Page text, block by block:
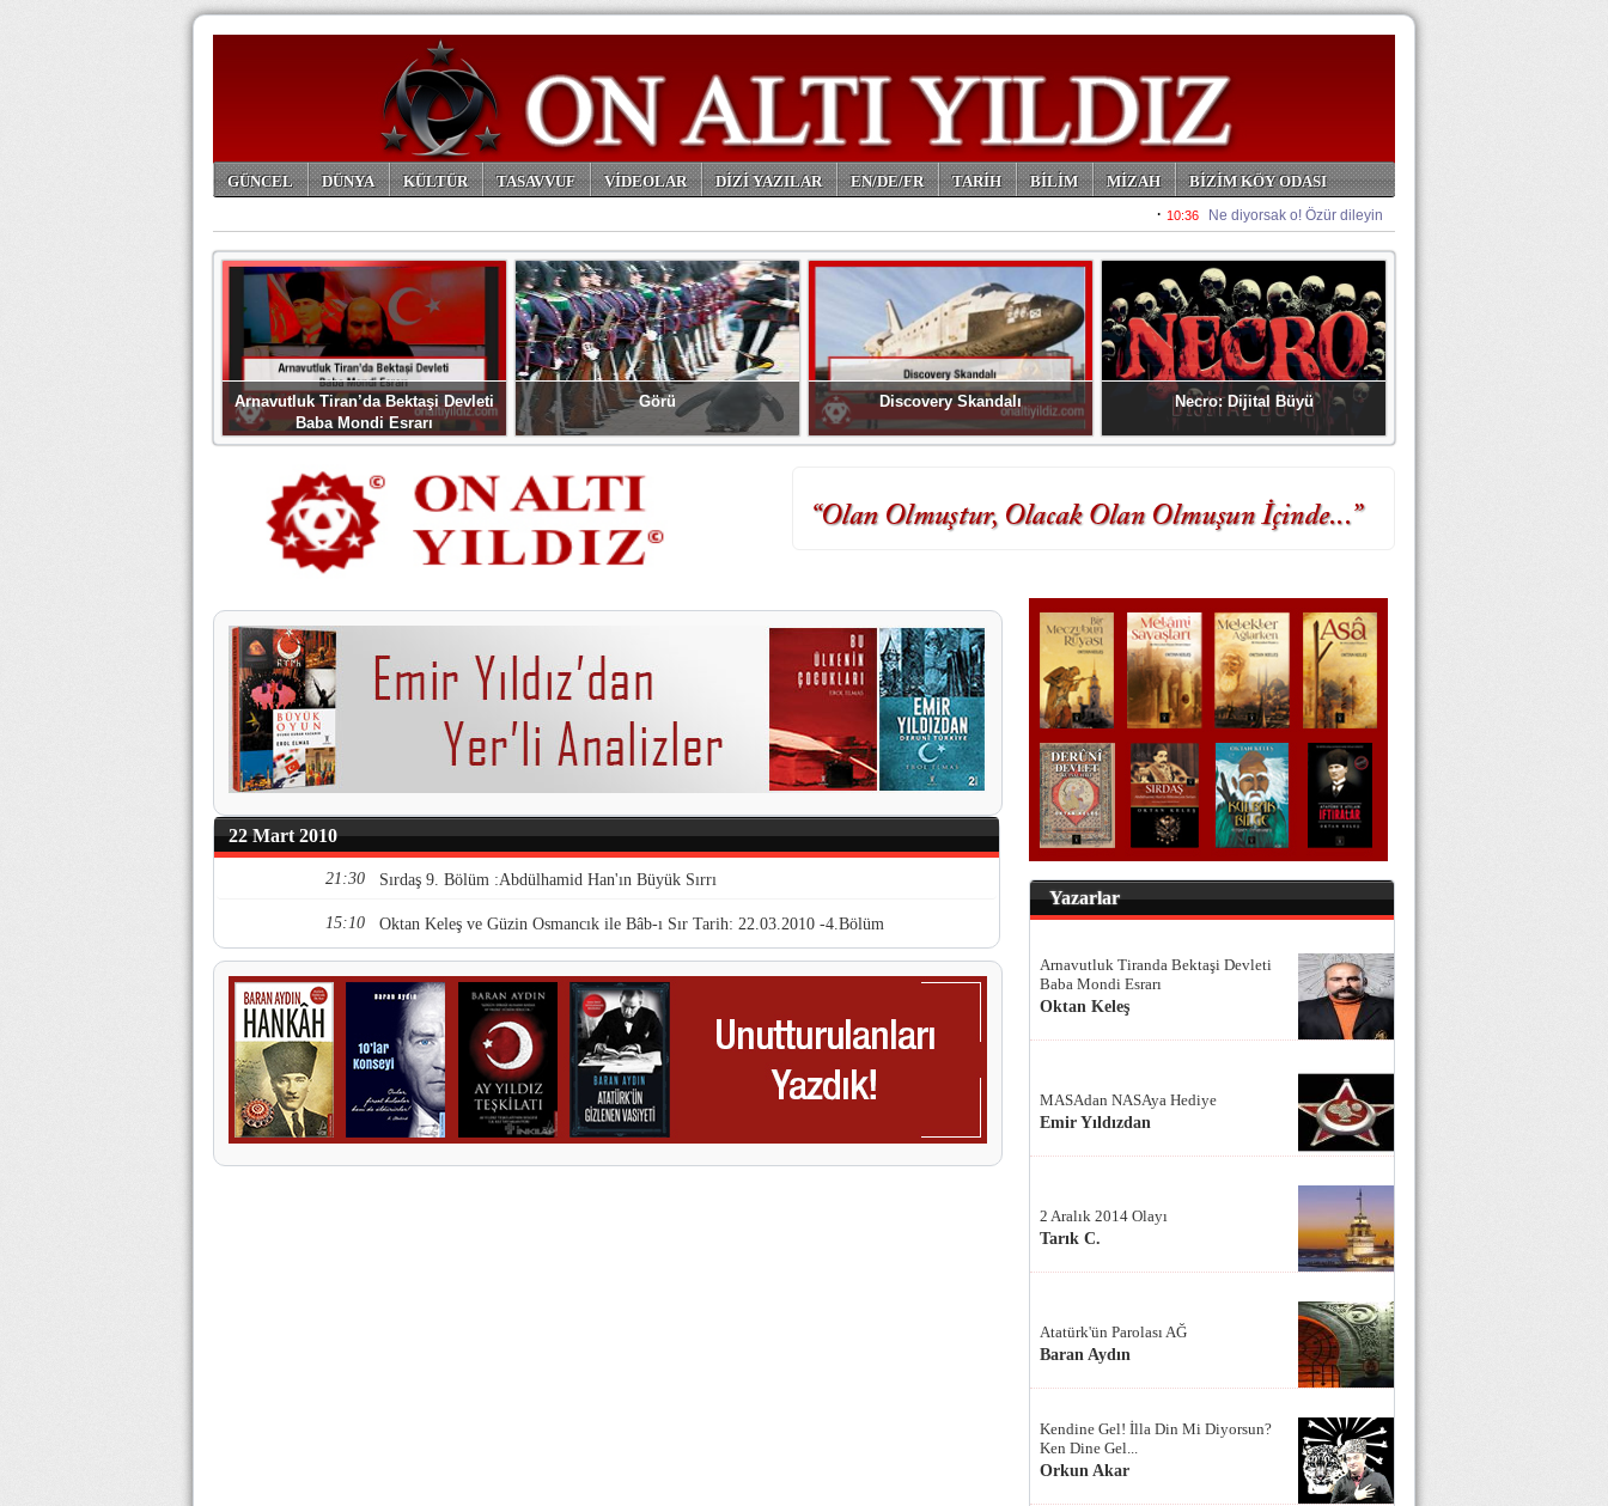
GÜNCEL DÜNYA KÜLTÜR TASAVVUF VİDEOLAR DİZİ YAZILAR EN/DE/FR TARİH BİLİM MİZAH
BİZİM KÖY ODASI
Arnavutluk Tiran’da Bektaşi Devleti
Baba Mondi Esrarı
Görü Discovery Skandalı Necro: Dijital Büyü
22 Mart 2010
21:30 Sırdaş 9. Bölüm :Abdülhamid Han'ın Büyük Sırrı
15:10 Oktan Keleş ve Güzin Osmancık ile Bâb-ı Sır Tarih: 22.03.2010 -4.Bölüm
Yazarlar
Arnavutluk Tiranda Bektaşi Devleti
Baba Mondi Esrarı
Oktan Keleş
MASAdan NASAya Hediye
Emir Yıldızdan
2 Aralık 2014 Olayı
Tarık C.
Atatürk'ün Parolası AĞ
Baran Aydın
Kendine Gel! İlla Din Mi Diyorsun?
Ken Dine Gel...
Orkun Akar